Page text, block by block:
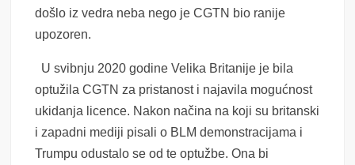
došlo iz vedra neba nego je CGTN bio ranije
upozoren.
U svibnju 2020 godine Velika Britanije je bila
optužila CGTN za pristanost i najavila mogućnost
ukidanja licence. Nakon načina na koji su britanski
i zapadni mediji pisali o BLM demonstracijama i
Trumpu odustalo se od te optužbe. Ona bi